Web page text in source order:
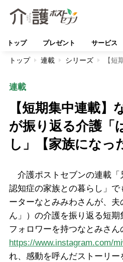
トップ プレゼント サービス
トップ 連載 シリーズ 【
連載
【短期集中連載
が振り返る介護「
し」【家族になっ
介護ポストセブンの連載「
認知症の家族との暮らし」
ーターなとみみわさんが、夫
ん」）の介護を振り返る短
フォロワーを持つなとみさん
https://www.instagram.com/
れ、感動を呼んだストーリ